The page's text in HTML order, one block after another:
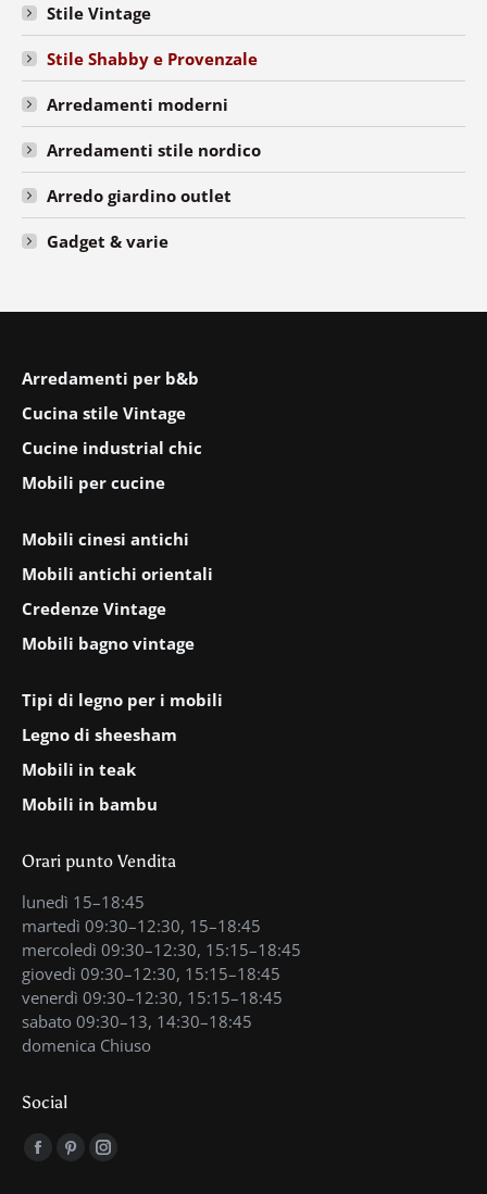
Stile Vintage
Stile Shabby e Provenzale
Arredamenti moderni
Arredamenti stile nordico
Arredo giardino outlet
Gadget & varie
Arredamenti per b&b
Cucina stile Vintage
Cucine industrial chic
Mobili per cucine
Mobili cinesi antichi
Mobili antichi orientali
Credenze Vintage
Mobili bagno vintage
Tipi di legno per i mobili
Legno di sheesham
Mobili in teak
Mobili in bambu
Orari punto Vendita
lunedì 15–18:45
martedì 09:30–12:30, 15–18:45
mercoledì 09:30–12:30, 15:15–18:45
giovedì 09:30–12:30, 15:15–18:45
venerdì 09:30–12:30, 15:15–18:45
sabato 09:30–13, 14:30–18:45
domenica Chiuso
Social
Find us on:
Facebook
PinterestInstagram